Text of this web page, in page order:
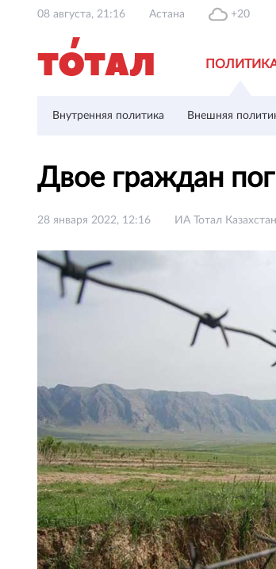
08 августа, 21:16 Астана +20
Внутренняя политика Внешняя
Двое граждан
28 января 2022, 12:16 ИА Тотал Казахстан